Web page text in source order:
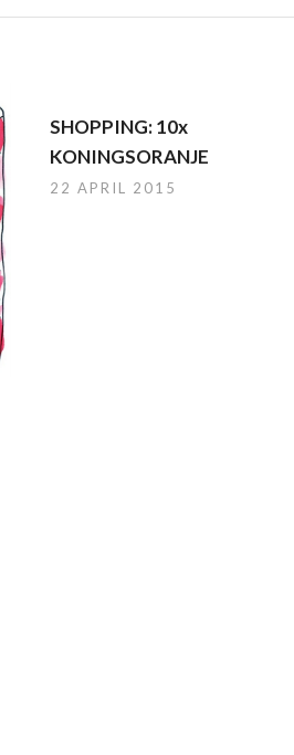
SHOPPING: 10x
KONINGSORANJE
22 APRIL 2015